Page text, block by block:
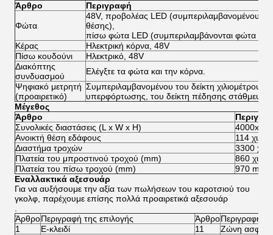
Άρθρο Περιγραφή
Φώτα
48V, προβολέας LED (συμπεριλαμβανομένου
θέσης),
πίσω φώτα LED (συμπεριλαμβάνονται φώτα
Κέρας
Ηλεκτρική κόρνα, 48V
Πίσω κουδούνι
Ηλεκτρικό, 48V
Διακόπτης
συνδυασμού
Ελέγξτε τα φώτα και την κόρνα.
Ψηφιακό μετρητή
(προαιρετικό)
Συμπεριλαμβανομένου του δείκτη χιλιομέτρου,
υπερφόρτωσης, του δείκτη πέδησης
Μέγεθος
Άρθρο
Συνολικές διαστάσεις (L x W x H)
Ανοικτή θέση εδάφους
114
Διαστήμα τροχών
3300
Πλατεία του μπροστινού τροχού (mm)
860
Πλατεία του πίσω τροχού (mm)
970 mm
Εναλλακτικά αξεσουάρ
Για να αυξήσουμε την αξία των πωλήσεων του καροτσιού του
γκολφ, παρέχουμε επίσης πολλά προαιρετικά αξεσουάρ
ΆρθροΠεριγραφή της επιλογής ΆρθροΠεριγραφή
1
Ε-κλειδί 11
Ζώνη